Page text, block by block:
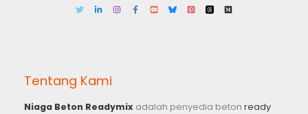
Tentang Kami
Niaga Beton Readymix adalah penyedia beton ready